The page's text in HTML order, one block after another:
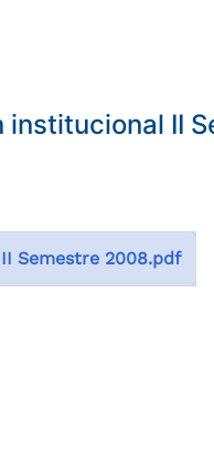
institucional II
Semestre 2008.pdf